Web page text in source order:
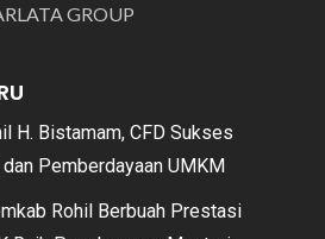
GROUP
H. Bistamam, CFD Sukses
Pemberdayaan UMKM
Rohil Berbuah Prestasi